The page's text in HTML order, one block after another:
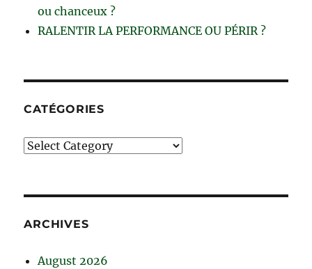
ou chanceux ?
RALENTIR LA PERFORMANCE OU PÉRIR ?
CATÉGORIES
Catégories
ARCHIVES
August 2026